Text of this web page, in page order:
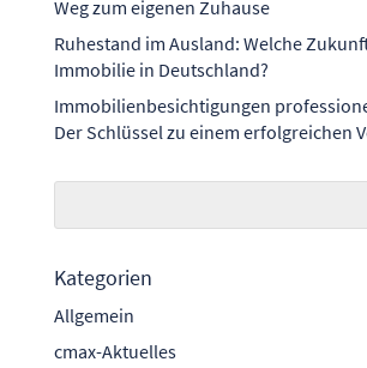
Weg zum eigenen Zuhause
Ruhestand im Ausland: Welche
Immobilie in Deutschland?
Immobilienbesichtigungen
Der Schlüssel zu einem erfolgreichen
Kategorien
Allgemein
cmax-Aktuelles